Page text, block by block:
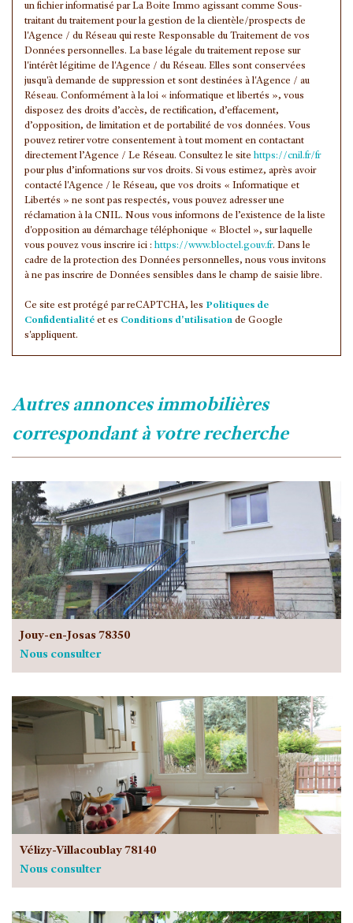
Familles avec 1 ou 2 enfants
Maisons
Appartements 83,10 %
Familles avec 3 enfants 6,39 %
un fichier informatisé par La Boite Immo agissant comme Sous-
traitant du traitement pour la gestion de la clientèle/prospects de
l'Agence / du Réseau qui reste Responsable du Traitement de vos
Données personnelles. La base légale du traitement repose sur
l'intérêt légitime de l'Agence / du Réseau. Elles sont conservées
jusqu'à demande de suppression et sont destinées à l'Agence / au
Réseau. Conformément à la loi « informatique et libertés », vous
disposez des droits d’accès, de rectification, d’effacement,
d’opposition, de limitation et de portabilité de vos données. Vous
pouvez retirer votre consentement à tout moment en contactant
directement l’Agence / Le Réseau. Consultez le site https://cnil.fr/fr
pour plus d’informations sur vos droits. Si vous estimez, après avoir
contacté l'Agence / le Réseau, que vos droits « Informatique et
Libertés » ne sont pas respectés, vous pouvez adresser une
réclamation à la CNIL. Nous vous informons de l’existence de la liste
d'opposition au démarchage téléphonique « Bloctel », sur laquelle
vous pouvez vous inscrire ici : https://www.bloctel.gouv.fr. Dans le
cadre de la protection des Données personnelles, nous vous invitons
à ne pas inscrire de Données sensibles dans le champ de saisie libre.
Ce site est protégé par reCAPTCHA, les Politiques de
Confidentialité et es Conditions d'utilisation de Google
s'appliquent.
autres annonces immobilières
correspondant à votre recherche
Jouy-en-Josas 78350
Nous consulter
Vélizy-Villacoublay 78140
Nous consulter